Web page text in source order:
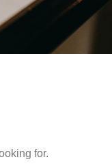
for.